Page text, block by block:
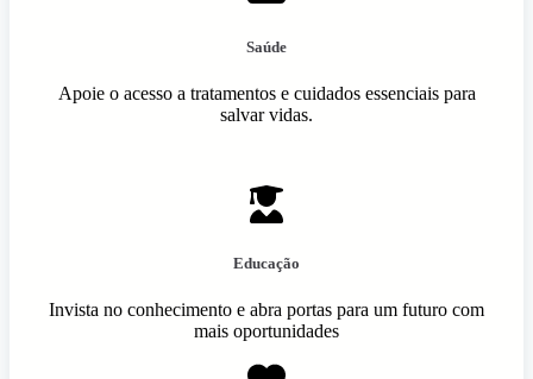
Saúde
Apoie o acesso a tratamentos e cuidados essenciais para
salvar vidas.
Educação
Invista no conhecimento e abra portas para um futuro com
mais oportunidades